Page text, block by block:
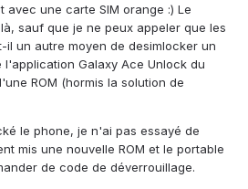
une carte SIM orange :) Le
sauf que je ne peux appeler que les
un autre moyen de desimlocker un
l'application Galaxy Ace Unlock du
ROM (hormis la solution de
le phone, je n'ai pas essayé de
mis une nouvelle ROM et le portable
de code de déverrouillage.